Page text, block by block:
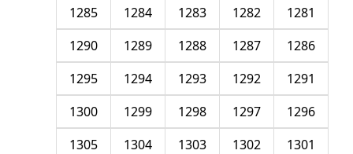
1281
1282
1283
1284
1285
1286
1287
1288
1289
1290
1291
1292
1293
1294
1295
1296
1297
1298
1299
1300
1301
1302
1303
1304
1305